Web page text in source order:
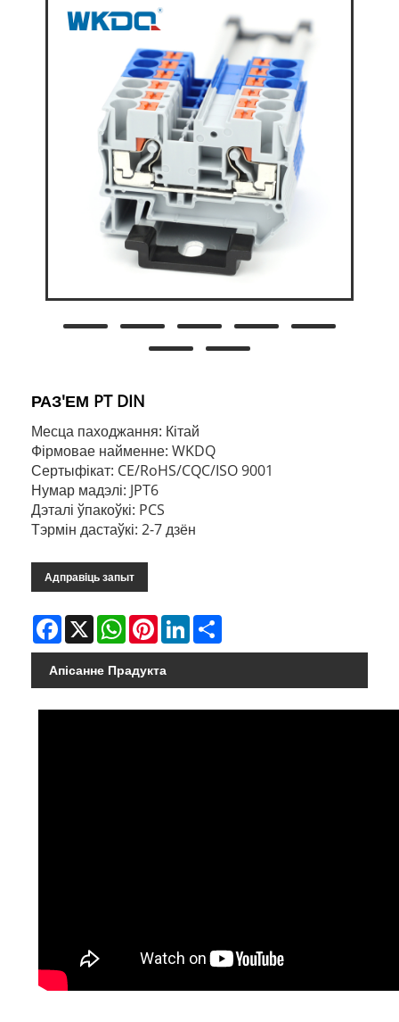
РАЗ'ЕМ PT DIN
Месца паходжання: Кітай
Фірмовае найменне: WKDQ
Сертыфікат: CE/RoHS/CQC/ISO 9001
Нумар мадэлі: JPT6
Дэталі ўпакоўкі: PCS
Тэрмін дастаўкі: 2-7 дзён
Адправіць запыт
Facebook
X WhatsAppPinterestLinkedIn
Апісанне Прадукта